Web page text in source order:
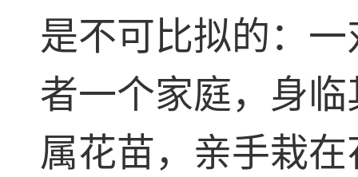
是不可比拟的：
者一个家庭，身
属花苗，亲手栽